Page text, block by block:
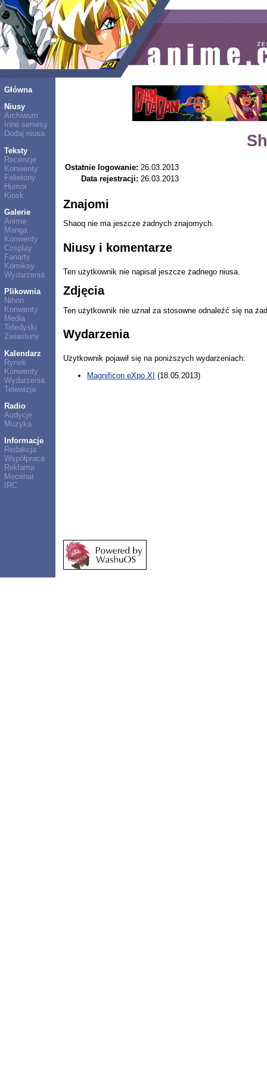
Główna
Niusy
Archiwum
Inne serwisy
Dodaj niusa
Teksty
Recenzje
Konwenty
Felietony
Humor
Kiosk
Galerie
Anime
Manga
Konwenty
Cosplay
Fanarty
Komiksy
Wydarzenia
Plikownia
Nihon
Konwenty
Media
Teledyski
Zwiastuny
Kalendarz
Rynek
Konwenty
Wydarzenia
Telewizja
Radio
Audycje
Muzyka
Informacje
Redakcja
Współpraca
Reklama
Mecenat
IRC
Ostatnie logowanie: 26.03.2013
Data rejestracji: 26.03.2013
Znajomi
Shaoq nie ma jeszcze żadnych znajomych.
Niusy i komentarze
Ten użytkownik nie napisał jeszcze żadnego niusa.
Zdjęcia
Ten użytkownik nie uznał za stosowne odnaleźć się na
Wydarzenia
Użytkownik pojawił się na poniższych wydarzeniach:
Magnificon eXpo XI (18.05.2013)